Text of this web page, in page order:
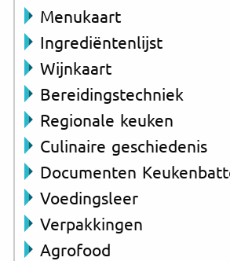
Menukaart
Ingrediëntenlijst
Wijnkaart
Bereidingstechniek
Regionale keuken
Culinaire geschiedenis
Documenten
Voedingsleer
Verpakkingen
Agrofood